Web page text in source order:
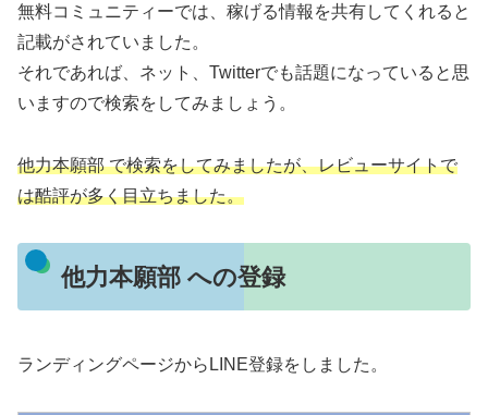
無料コミュニティーでは、稼げる情報を共有してくれると
記載がされていました。
それであれば、ネット、Twitterでも話題になっていると思
いますので検索をしてみましょう。
他力本願部 で検索をしてみましたが、レビューサイトで
は酷評が多く目立ちました。
他力本願部 への登録
ランディングページからLINE登録をしました。